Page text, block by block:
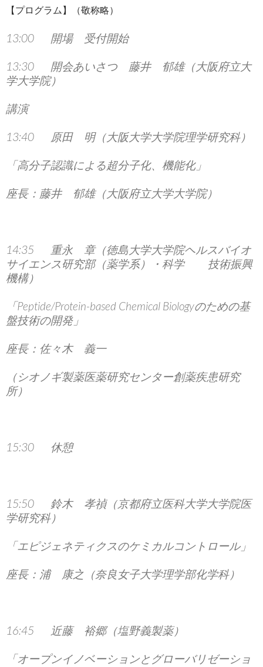
【プログラム】（敬称略）
13:00 開場 受付開始
13:30 開会あいさつ 藤井 郁雄（大阪府立大
学大学院）
講演
13:40 原田 明（大阪大学大学院理学研究科）
「高分子認識による超分子化、機能化」
座長：藤井 郁雄（大阪府立大学大学院）
14:35 重永 章（徳島大学大学院ヘルスバイオ
サイエンス研究部（薬学系）・科学 技術振興
機構）
「Peptide/Protein-based Chemical Biologyのための基
盤技術の開発」
座長：佐々木 義一
（シオノギ製薬医薬研究センター創薬疾患研究
所）
15:30 休憩
15:50 鈴木 孝禎（京都府立医科大学大学院医
学研究科）
「エピジェネティクスのケミカルコントロール」
座長：浦 康之（奈良女子大学理学部化学科）
16:45 近藤 裕郷（塩野義製薬）
「オープンイノベーションとグローバリゼーショ